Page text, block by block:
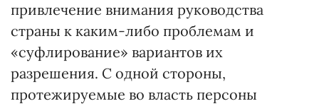
привлечение внимания руководства
страны к каким-либо проблемам и
«суфлирование» вариантов их
разрешения. С одной стороны,
протежируемые во власть персоны